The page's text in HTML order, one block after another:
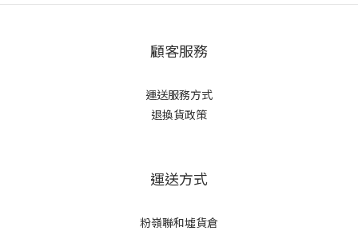
顧客服務
運送服務方式
退換貨政策
運送方式
粉嶺聯和墟貨倉